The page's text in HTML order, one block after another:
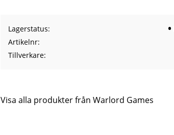
Lagerstatus
Artikelnr
Tillverkare
Visa alla produkter från Warlord Games